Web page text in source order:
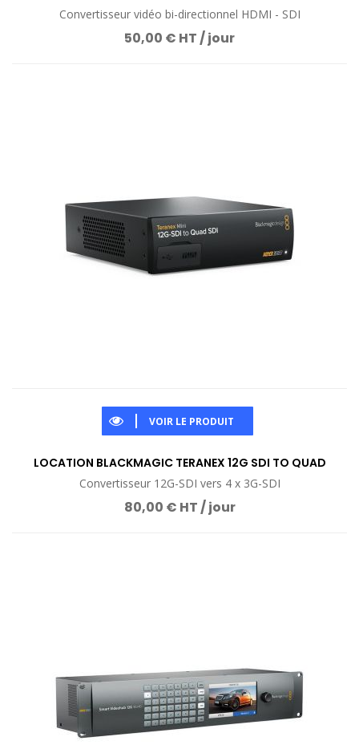
Convertisseur vidéo bi-directionnel HDMI - SDI
50,00 € HT / jour
VOIR LE PRODUIT
LOCATION BLACKMAGIC TERANEX 12G SDI TO QUAD
Convertisseur 12G-SDI vers 4 x 3G-SDI
80,00 € HT / jour